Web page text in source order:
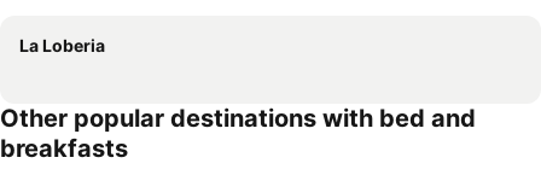
La Loberia
Other popular destinations with bed and
breakfasts